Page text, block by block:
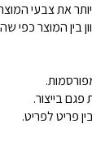
את צבעי
בין המוצר
בייצור.
פריט לפריט.